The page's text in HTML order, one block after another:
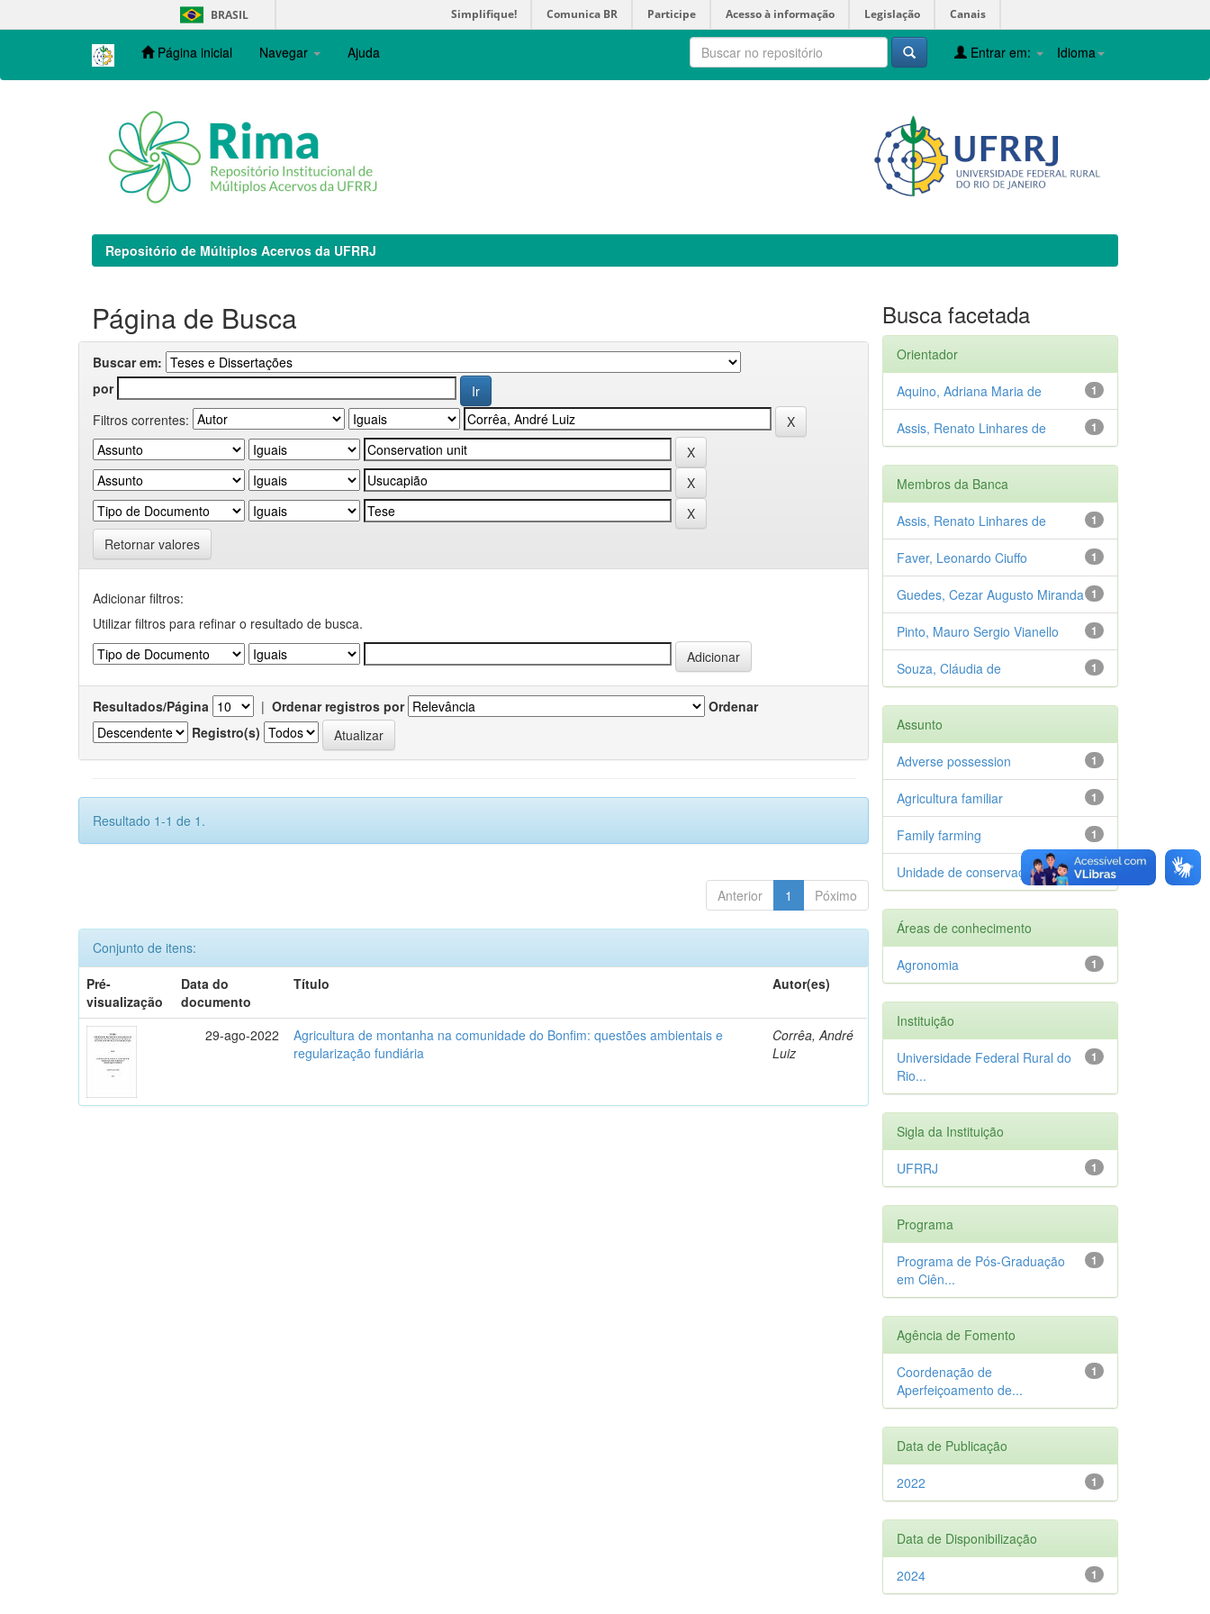
navigation
BRASIL Simplifique! Comunica BR Participe Acesso à informação Legislação Canais
Página inicial Navegar Ajuda Idioma
Entrar em:
Repositório de Múltiplos Acervos da UFRRJ
Página de Busca
Buscar em:
por
Filtros correntes:
Retornar valores
Adicionar filtros:
Utilizar filtros para refinar o resultado de busca.
Resultados/Página | Ordenar registros por
Ordenar
Registro(s)
Resultado 1-1 de 1.
Anterior 1 Póximo
Conjunto de itens:
Pré-
visualização
Data do
documento
Título Autor(es)
29-ago-2022
Agricultura de montanha na comunidade do Bonfim: questões ambientais e
regularização fundiária
Corrêa, André
Luiz
Busca facetada
Orientador
1
Aquino, Adriana Maria de
1
Assis, Renato Linhares de
Membros da Banca
1
Assis, Renato Linhares de
1
Faver, Leonardo Ciuffo
1
Guedes, Cezar Augusto Miranda
1
Pinto, Mauro Sergio Vianello
1
Souza, Cláudia de
Assunto
1
Adverse possession
1
Agricultura familiar
1
Family farming
1
Unidade de conservação
Áreas de conhecimento
1
Agronomia
Instituição
1
Universidade Federal Rural do
Rio...
Sigla da Instituição
1
UFRRJ
Programa
1
Programa de Pós-Graduação
em Ciên...
Agência de Fomento
1
Coordenação de
Aperfeiçoamento de...
Data de Publicação
1
2022
Data de Disponibilização
1
2024